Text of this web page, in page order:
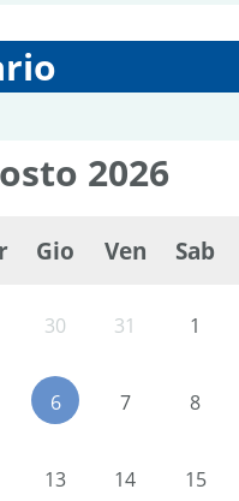
2026
Gio Ven Sab
30 31 1
6 7 8
13 14 15